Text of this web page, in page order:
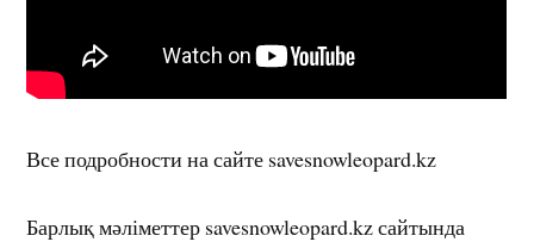
Все подробности на сайте savesnowleopard.kz
Барлық мәліметтер savesnowleopard.kz сайтында